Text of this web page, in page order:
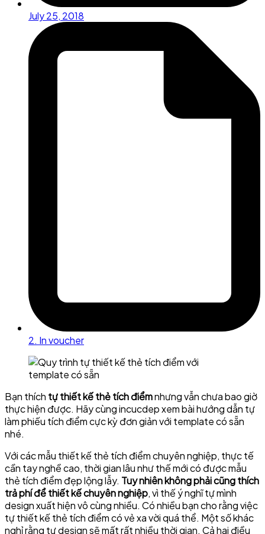
July 25, 2018
2. In voucher
Bạn thích tự thiết kế thẻ tích điểmnhưng vẫn chưa bao giờ
thực hiện được. Hãy cùng incucdep xem bài hướng dẫn tự
làm phiếu tích điểm cực kỳ đơn giản với template có sẵn
nhé.
Với các mẫu thiết kế thẻ tích điểm chuyên nghiệp, thực tế
cần tay nghề cao, thời gian lâu như thế mới có được mẫu
thẻ tích điểm đẹp lộng lẫy. Tuy nhiên không phải cũng thích
trả phí để thiết kế chuyên nghiệp, vì thế ý nghĩ tự mình
design xuất hiện vô cùng nhiều. Có nhiều bạn cho rằng việc
tự thiết kế thẻ tích điểm có vẻ xa vời quá thể. Một số khác
nghỉ rằng tự design sẽ mất rất nhiều thời gian. Cả hai điều